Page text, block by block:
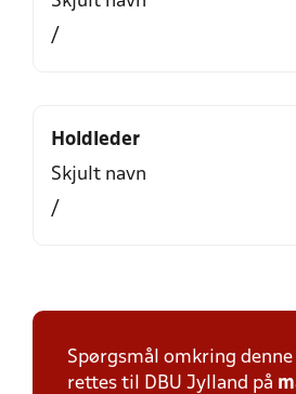
/
Holdleder
Skjult navn
/
Spørgsmål omkring denne
rettes til DBU Jylland på